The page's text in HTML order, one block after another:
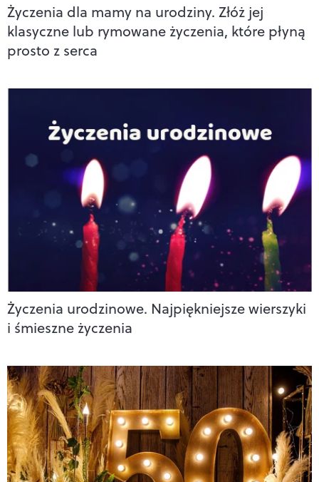
Życzenia dla mamy na urodziny. Złóż jej
klasyczne lub rymowane życzenia, które płyną
prosto z serca
Życzenia urodzinowe. Najpiękniejsze wierszyki
i śmieszne życzenia